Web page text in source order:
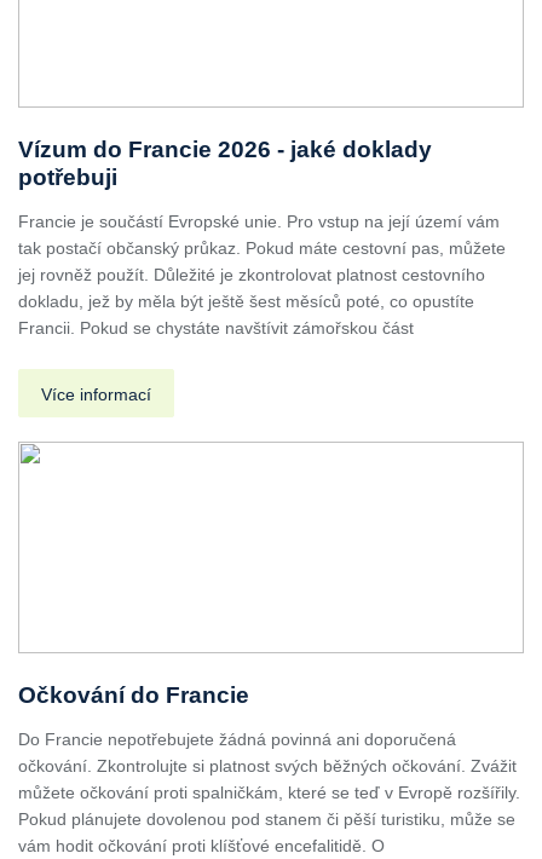
Vízum do Francie 2026 - jaké doklady
potřebuji
Francie je součástí Evropské unie. Pro vstup na její území vám
tak postačí občanský průkaz. Pokud máte cestovní pas, můžete
jej rovněž použít. Důležité je zkontrolovat platnost cestovního
dokladu, jež by měla být ještě šest měsíců poté, co opustíte
Francii. Pokud se chystáte navštívit zámořskou část
Více informací
Očkování do Francie
Do Francie nepotřebujete žádná povinná ani doporučená
očkování. Zkontrolujte si platnost svých běžných očkování. Zvážit
můžete očkování proti spalničkám, které se teď v Evropě rozšířily.
Pokud plánujete dovolenou pod stanem či pěší turistiku, může se
vám hodit očkování proti klíšťové encefalitidě. O